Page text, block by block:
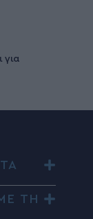
για
ΤΗ